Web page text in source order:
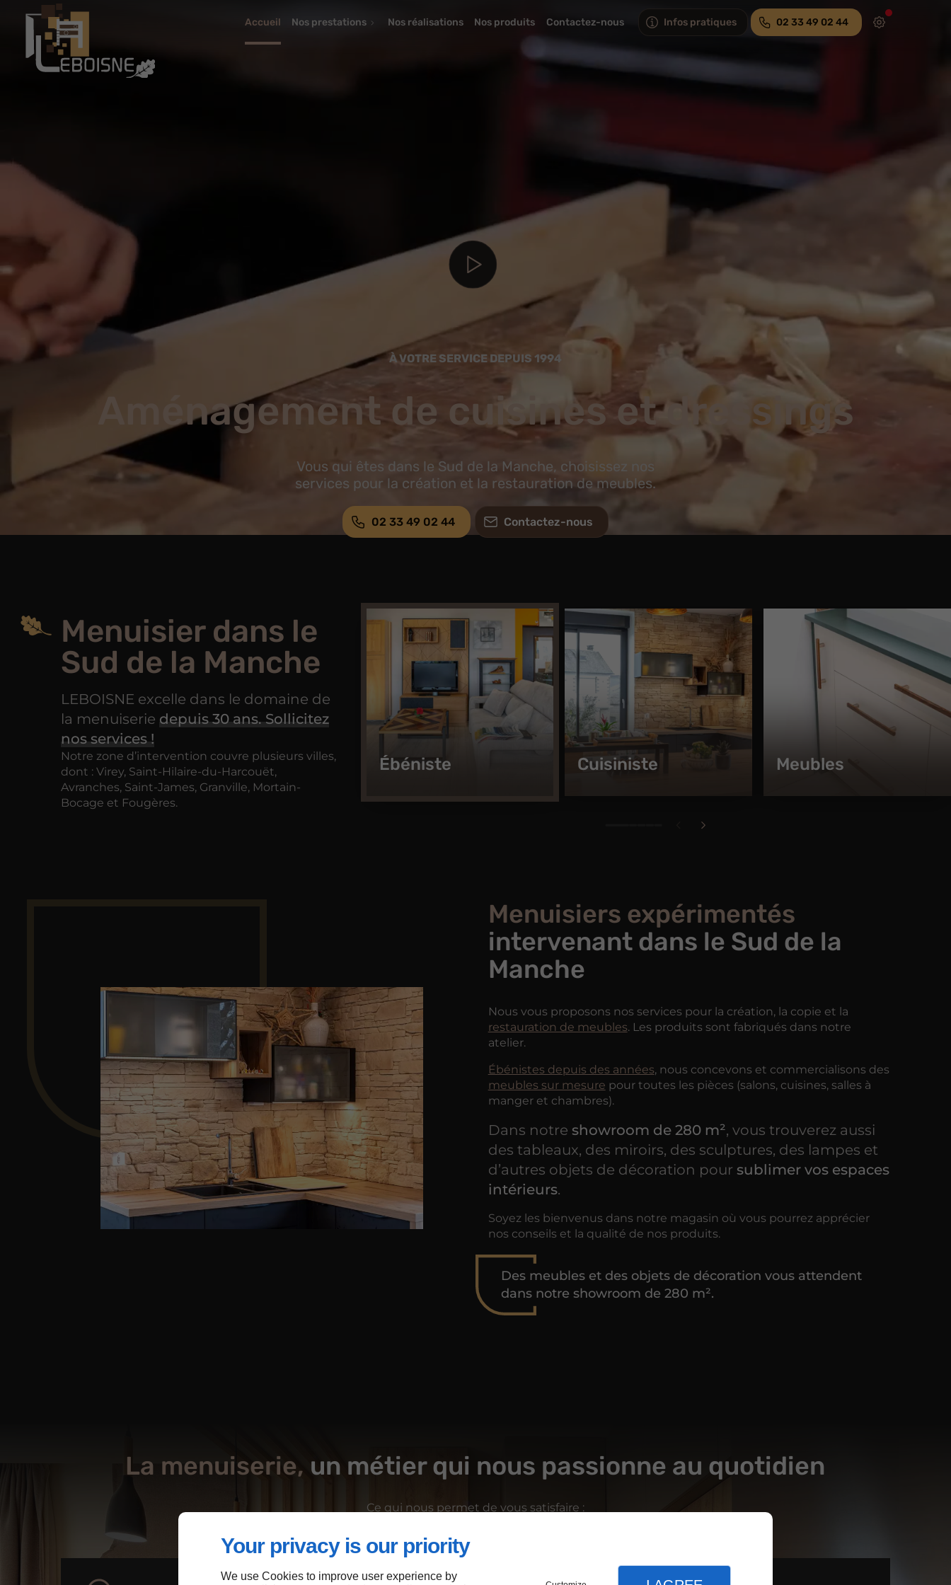
Your privacy is our priority
We use Cookies to improve user experience by
Accueil Nos prestations Nos réalisations Nos produits Contactez-nous Infos pratiques 02 33 49 02 44
À VOTRE SERVICE DEPUIS 1994
Aménagement de cuisines et dressings
Vous qui êtes dans le Sud de la Manche, choisissez nos
services pour la création et la restauration de meubles.
02 33 49 02 44 Contactez-nous
Menuisier dans le
Sud de la Manche
LEBOISNE excelle dans le domaine de
la menuiserie depuis 30 ans. Sollicitez
nos services !
Notre zone d’intervention couvre plusieurs villes,
dont : Virey, Saint-Hilaire-du-Harcouët,
Avranches, Saint-James, Granville, Mortain-
Bocage et Fougères.
Ébéniste Cuisiniste Meubles
Menuisiers expérimentés
intervenant dans le Sud de la
Manche
Nous vous proposons nos services pour la création, la copie et la
restauration de meubles. Les produits sont fabriqués dans notre
atelier.
Ébénistes depuis des années, nous concevons et commercialisons des
meubles sur mesure pour toutes les pièces (salons, cuisines, salles à
manger et chambres).
Dans notre showroom de 280 m², vous trouverez aussi
des tableaux, des miroirs, des sculptures, des lampes et
d’autres objets de décoration pour sublimer vos espaces
intérieurs.
Soyez les bienvenus dans notre magasin où vous pourrez apprécier
nos conseils et la qualité de nos produits.
Des meubles et des objets de décoration vous attendent
dans notre showroom de 280 m².
La menuiserie, un métier qui nous passionne au quotidien
Ce qui nous permet de vous satisfaire :